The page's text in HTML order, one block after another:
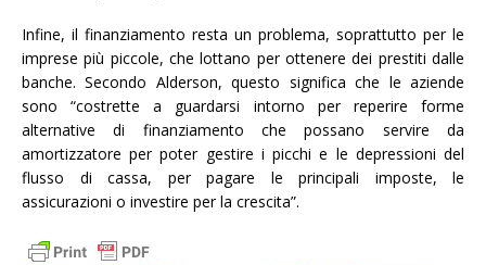
Infine, il finanziamento resta un problema, soprattutto per le
imprese più piccole, che lottano per ottenere dei prestiti dalle
banche. Secondo Alderson, questo significa che le aziende
sono “costrette a guardarsi intorno per reperire forme
alternative di finanziamento che possano servire da
amortizzatore per poter gestire i picchi e le depressioni del
flusso di cassa, per pagare le principali imposte, le
assicurazioni o investire per la crescita”.